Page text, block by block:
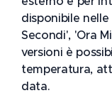
disponibile
Secondi', 'Ora
versioni è
temperatura,
data.